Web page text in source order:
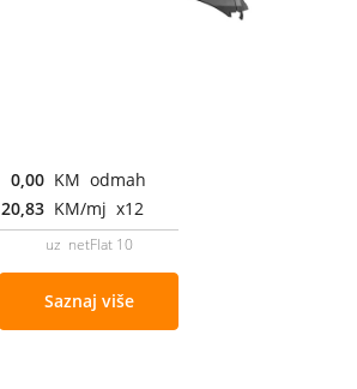
0,00 KM odmah
20,83 KM/mj x12
uz netFlat 10
Saznaj više